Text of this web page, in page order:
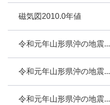
磁気図2010.0年値
令和元年山形県沖の地震...
令和元年山形県沖の地震...
令和元年山形県沖の地震...